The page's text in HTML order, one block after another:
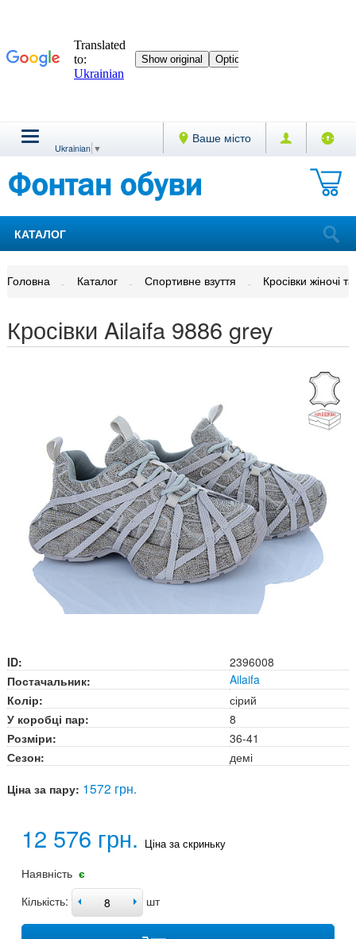
Ваше місто
Ukrainian ▼
КАТАЛОГ
Головна Каталог Спортивне взуття Кросівки жіночі та
Кросівки Ailaifa 9886 grey
ID:
2396008
Постачальник:
Ailaifa
Колір:
сірий
У коробці пар:
8
Розміри:
36-41
Сезон:
демі
Ціна за пару: 1572 грн.
12 576 грн. Ціна за скриньку
Наявність є
Кількість:
шт